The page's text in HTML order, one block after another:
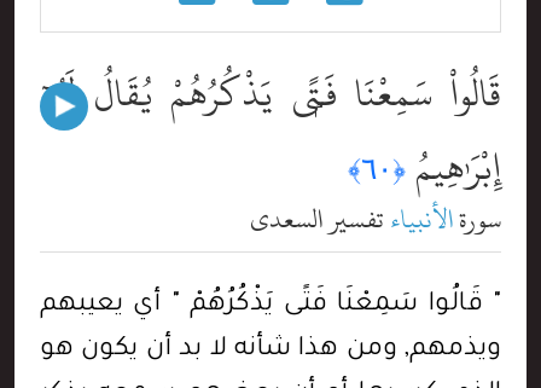
قَالُواْ سَمِعْنَا فَتًۭى يَذْكُرُهُمْ يُقَالُ لَهُۥٓ
إِبْرَٰهِيمُ ﴿٦٠﴾
سورةالأنبياءتفسير السعدي
" قَالُوا سَمِعْنَا فَتًى يَذْكُرُهُمْ " أي يعيبهم
ويذمهم, ومن هذا شأنه لا بد أن يكون هو